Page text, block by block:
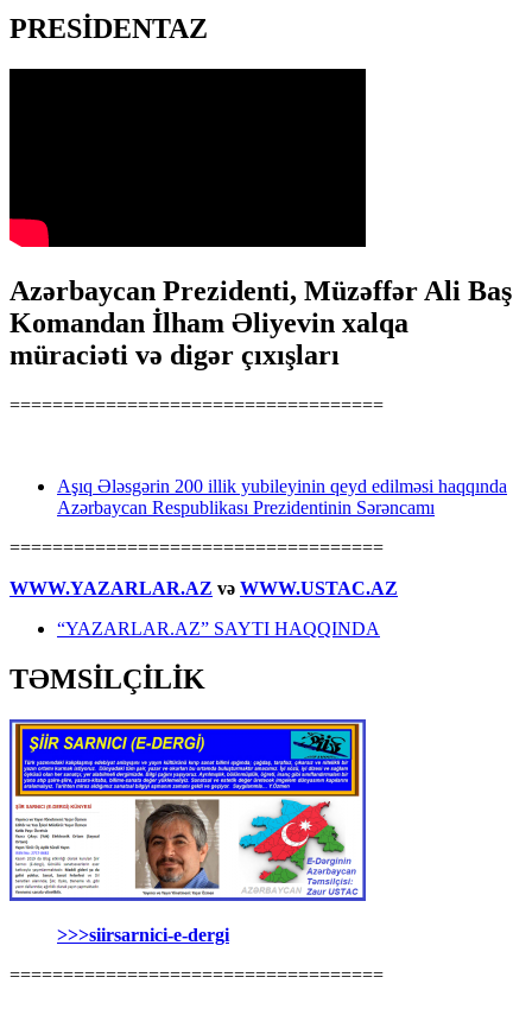
PRESİDENTAZ
Azərbaycan Prezidenti, Müzəffər Ali Baş
Komandan İlham Əliyevin xalqa
müraciəti və digər çıxışları
===================================
Aşıq Ələsgərin 200 illik yubileyinin qeyd edilməsi haqqında
Azərbaycan Respublikası Prezidentinin Sərəncamı
===================================
WWW.YAZARLAR.AZ və WWW.USTAC.AZ
“YAZARLAR.AZ” SAYTI HAQQINDA
TƏMSİLÇİLİK
>>>siirsarnici-e-dergi
===================================